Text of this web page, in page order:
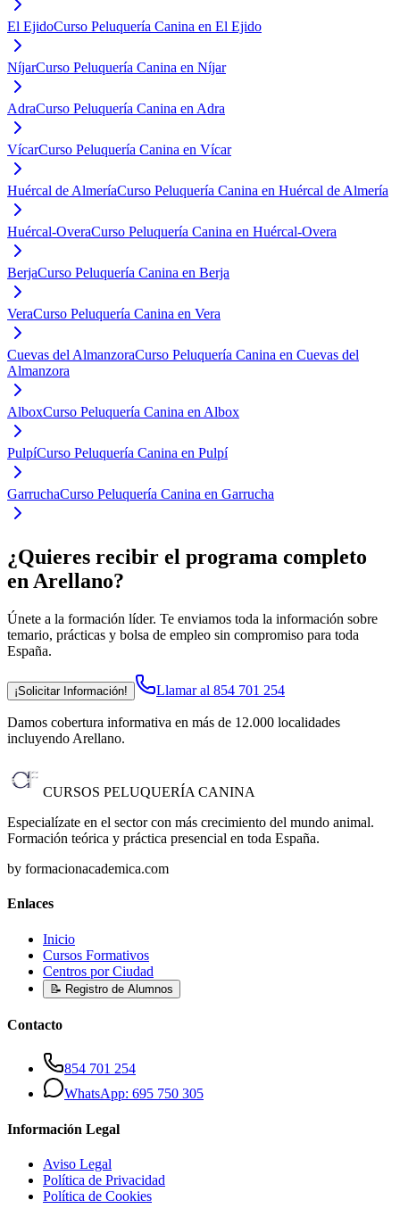
El EjidoCurso Peluquería Canina en El Ejido
NíjarCurso Peluquería Canina en Níjar
AdraCurso Peluquería Canina en Adra
VícarCurso Peluquería Canina en Vícar
Huércal de AlmeríaCurso Peluquería Canina en Huércal de Almería
Huércal-OveraCurso Peluquería Canina en Huércal-Overa
BerjaCurso Peluquería Canina en Berja
VeraCurso Peluquería Canina en Vera
Cuevas del AlmanzoraCurso Peluquería Canina en Cuevas del
Almanzora
AlboxCurso Peluquería Canina en Albox
PulpíCurso Peluquería Canina en Pulpí
GarruchaCurso Peluquería Canina en Garrucha
¿Quieres recibir el programa completo
en Arellano?
Únete a la formación líder. Te enviamos toda la información sobre
temario, prácticas y bolsa de empleo sin compromiso para toda
España.
¡Solicitar Información! Llamar al 854 701 254
Damos cobertura informativa en más de 12.000 localidades
incluyendo Arellano.
CURSOS PELUQUERÍA CANINA
Especialízate en el sector con más crecimiento del mundo animal.
Formación teórica y práctica presencial en toda España.
by formacionacademica.com
Enlaces
Inicio
Cursos Formativos
Centros por Ciudad
📝 Registro de Alumnos
Contacto
854 701 254
WhatsApp: 695 750 305
Información Legal
Aviso Legal
Política de Privacidad
Política de Cookies